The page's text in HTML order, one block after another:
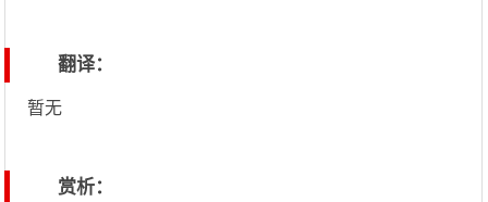
翻译：
暂无
赏析：